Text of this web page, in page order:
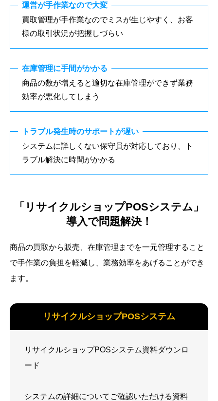
運営が手作業なので大変
買取管理が手作業なのでミスが生じやすく、お客
様の取引状況が把握しづらい
在庫管理に手間がかかる
商品の数が増えると適切な在庫管理ができず業務
効率が悪化してしまう
トラブル発生時のサポートが遅い
システムに詳しくない保守員が対応しており、ト
ラブル解決に時間がかかる
「リサイクルショップPOSシステム」
導入で問題解決！
商品の買取から販売、在庫管理までを一元管理すること
で手作業の負担を軽減し、業務効率をあげることができ
ます。
リサイクルショップPOSシステム
リサイクルショップPOSシステム資料ダウンロ
ード
システムの詳細についてご確認いただける資料